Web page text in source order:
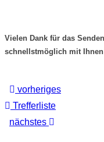
Vielen Dank für das
schnellstmöglich mit
vorheriges
Trefferliste
nächstes